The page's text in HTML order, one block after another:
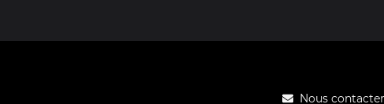
Nous contacter